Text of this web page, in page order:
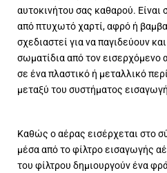
αυτοκινήτου σας καθαρού. Είναι
από πτυχωτό χαρτί, αφρό ή
σχεδιαστεί για να παγιδεύουν
σωματίδια από τον εισερχόμενο
σε ένα πλαστικό ή μεταλλικό
μεταξύ του συστήματος
Καθώς ο αέρας εισέρχεται στο
μέσα από το φίλτρο εισαγωγής
του φίλτρου δημιουργούν ένα